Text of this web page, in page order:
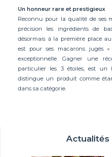
Un honneur rare et prestigieux
Reconnu pour la qualité de ses
précision les ingrédients de
désormais à la première place
est pour ses macarons jugés
exceptionnelle. Gagner une
particulier les 3 étoiles, est
distingue un produit comme
dans sa catégorie.
Actualités